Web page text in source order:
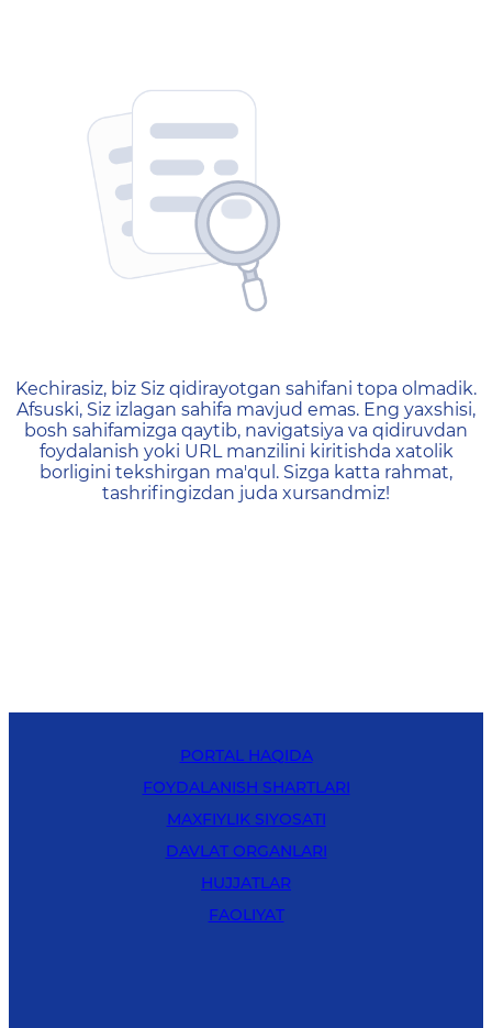
404 — Страница не
Kechirasiz, biz Siz qidirayotgan sahifani topa olmadik.
Afsuski, Siz izlagan sahifa mavjud emas. Eng yaxshisi,
bosh sahifamizga qaytib, navigatsiya va qidiruvdan
foydalanish yoki URL manzilini kiritishda xatolik
borligini tekshirgan ma'qul. Sizga katta rahmat,
tashrifingizdan juda xursandmiz!
PORTAL HAQIDA
FOYDALANISH SHARTLARI
MAXFIYLIK SIYOSATI
DAVLAT ORGANLARI
HUJJATLAR
FAOLIYAT